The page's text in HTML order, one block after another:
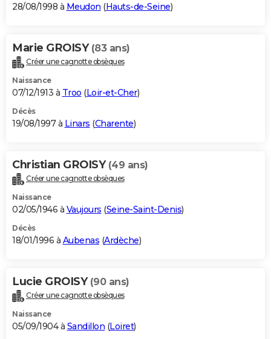
28/08/1998 à Meudon (Hauts-de-Seine)
Marie GROISY (83 ans)
Créer une cagnotte obsèques
Naissance
07/12/1913 à Troo (Loir-et-Cher)
Décès
19/08/1997 à Linars (Charente)
Christian GROISY (49 ans)
Créer une cagnotte obsèques
Naissance
02/05/1946 à Vaujours (Seine-Saint-Denis)
Décès
18/01/1996 à Aubenas (Ardèche)
Lucie GROISY (90 ans)
Créer une cagnotte obsèques
Naissance
05/09/1904 à Sandillon (Loiret)